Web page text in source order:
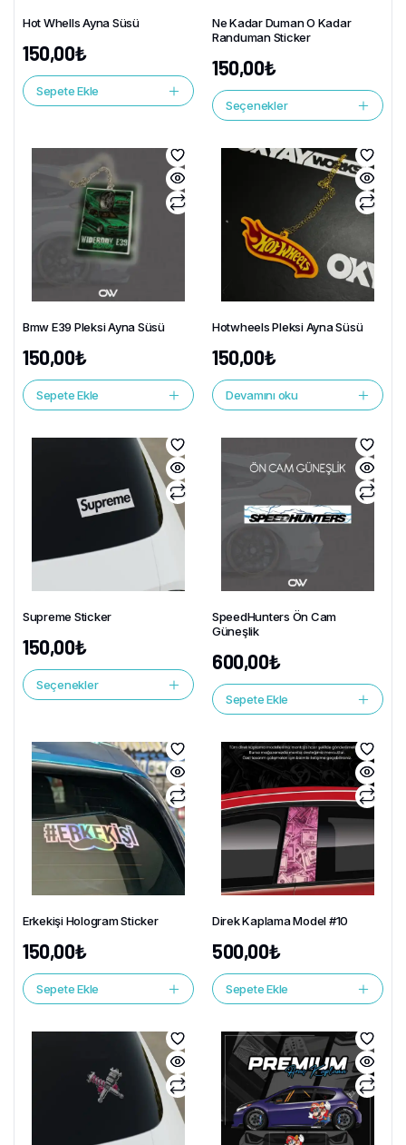
Hot Whells Ayna Süsü
150,00₺
Sepete Ekle
Ne Kadar Duman O Kadar
Randuman Sticker
150,00₺
Seçenekler
Bmw E39 Pleksi Ayna Süsü
150,00₺
Sepete Ekle
Hotwheels Pleksi Ayna Süsü
150,00₺
Devamını oku
Supreme Sticker
150,00₺
Seçenekler
SpeedHunters Ön Cam
Güneşlik
600,00₺
Sepete Ekle
Erkekişi Hologram Sticker
150,00₺
Sepete Ekle
Direk Kaplama Model #10
500,00₺
Sepete Ekle